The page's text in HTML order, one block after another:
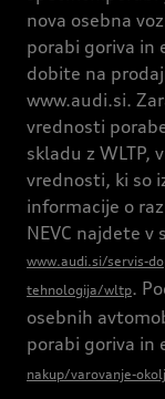
nova osebna
porabi goriva in
dobite na
www.audi.si.
vrednosti
skladu z WLTP,
vrednosti, ki so
informacije o
NEVC najdete
www.audi.si/servis-
tehnologija/wltp.
osebnih
porabi goriva in
nakup/varovanje-